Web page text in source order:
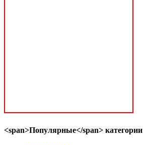
<span>Популярные</span> категории